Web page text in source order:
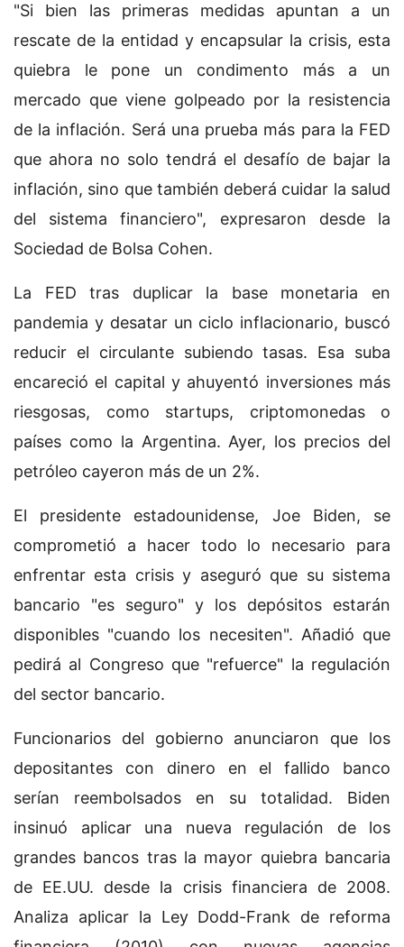
"Si bien las primeras medidas apuntan a un
rescate de la entidad y encapsular la crisis, esta
quiebra le pone un condimento más a un
mercado que viene golpeado por la resistencia
de la inflación. Será una prueba más para la FED
que ahora no solo tendrá el desafío de bajar la
inflación, sino que también deberá cuidar la salud
del sistema financiero", expresaron desde la
Sociedad de Bolsa Cohen.
La FED tras duplicar la base monetaria en
pandemia y desatar un ciclo inflacionario, buscó
reducir el circulante subiendo tasas. Esa suba
encareció el capital y ahuyentó inversiones más
riesgosas, como startups, criptomonedas o
países como la Argentina. Ayer, los precios del
petróleo cayeron más de un 2%.
El presidente estadounidense, Joe Biden, se
comprometió a hacer todo lo necesario para
enfrentar esta crisis y aseguró que su sistema
bancario "es seguro" y los depósitos estarán
disponibles "cuando los necesiten". Añadió que
pedirá al Congreso que "refuerce" la regulación
del sector bancario.
Funcionarios del gobierno anunciaron que los
depositantes con dinero en el fallido banco
serían reembolsados en su totalidad. Biden
insinuó aplicar una nueva regulación de los
grandes bancos tras la mayor quiebra bancaria
de EE.UU. desde la crisis financiera de 2008.
Analiza aplicar la Ley Dodd-Frank de reforma